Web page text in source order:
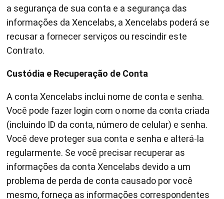
a segurança de sua conta e a segurança das
informações da Xencelabs, a Xencelabs poderá se
recusar a fornecer serviços ou rescindir este
Contrato.
Custódia e Recuperação de Conta
A conta Xencelabs inclui nome de conta e senha.
Você pode fazer login com o nome da conta criada
(incluindo ID da conta, número de celular) e senha.
Você deve proteger sua conta e senha e alterá-la
regularmente. Se você precisar recuperar as
informações da conta Xencelabs devido a um
problema de perda de conta causado por você
mesmo, forneça as informações correspondentes